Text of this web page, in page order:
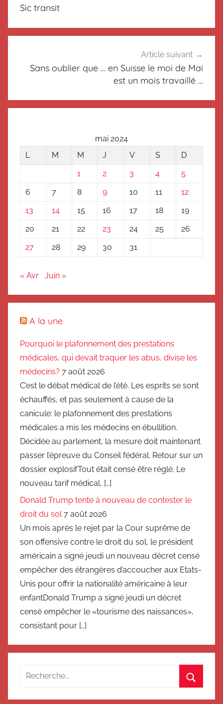
c
l
Sic transit
Article suivant
Sans oublier que … en Suisse le moi de Mai
est un mois travaillé …
mai 2024
L
M M J V S
D
1
2 3 4
5
6
7 8 9 10 11
12
13
14 15 16 17 18
19
20
21 22 23 24 25
26
27
28 29 30 31
« Avr Juin »
A la une
Pourquoi le plafonnement des prestations
médicales, qui devait traquer les abus, divise les
médecins? 7 août 2026
C’est le débat médical de l’été. Les esprits se sont
échauffés, et pas seulement à cause de la
canicule: le plafonnement des prestations
médicales a mis les médecins en ébullition.
Décidée au parlement, la mesure doit maintenant
passer l’épreuve du Conseil fédéral. Retour sur un
dossier explosifTout était censé être réglé. Le
nouveau tarif médical, […]
Donald Trump tente à nouveau de contester le
droit du sol 7 août 2026
Un mois après le rejet par la Cour suprême de
son offensive contre le droit du sol, le président
américain a signé jeudi un nouveau décret censé
empêcher des étrangères d’accoucher aux Etats-
Unis pour offrir la nationalité américaine à leur
enfantDonald Trump a signé jeudi un décret
censé empêcher le «tourisme des naissances»,
consistant pour […]
Recherche
: